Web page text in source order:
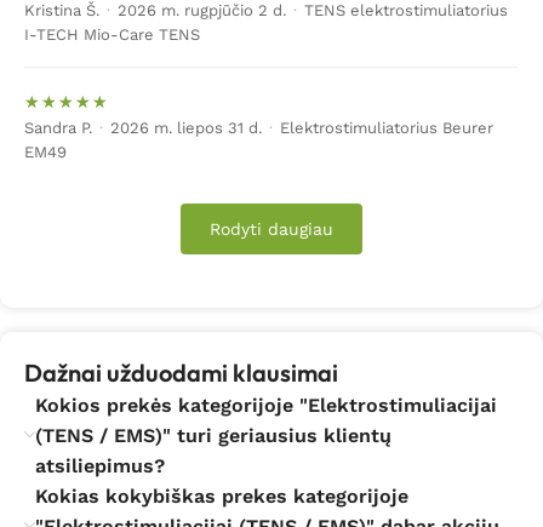
pačios programos. Ilgainiui kūnas gali priprasti prie tam
tikro dažnio elektros impulsų; kad taip neatsitiktų –
Elektrostimuliatoriai sukuria tam tikro stiprumo
elektros impulsus, kurių pagalba malšinamas raumenų
raumenys. Prietaisų valdymas – visai nesudėtingas.
– jam buvo neseniai atlikta operacija ir po jos nedingsta
skausmas;
– raumenys nevalingai susitraukinėja, kiekvienas
elektroninis raumenų stimuliatorius tinka spazmų
gydymui;
Kristina Š. · 2026 m. rugpjūčio 2 d. · TENS elektrostimuliatorius
I-TECH Mio-Care TENS
Sandra P. · 2026 m. liepos 31 d. · Elektrostimuliatorius Beurer
EM49
Rodyti daugiau
Dažnai užduodami klausimai
Kokios prekės kategorijoje "Elektrostimuliacijai
(TENS / EMS)" turi geriausius klientų
atsiliepimus?
Kokias kokybiškas prekes kategorijoje